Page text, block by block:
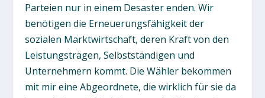
Parteien nur in einem Desaster enden. Wir
benötigen die Erneuerungsfähigkeit der
sozialen Marktwirtschaft, deren Kraft von den
Leistungsträgen, Selbstständigen und
Unternehmern kommt. Die Wähler bekommen
mit mir eine Abgeordnete, die wirklich für sie da